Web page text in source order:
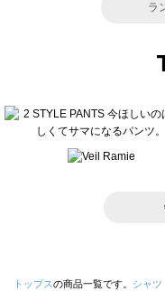
ラ
トップスの商品一覧です。 シャツ